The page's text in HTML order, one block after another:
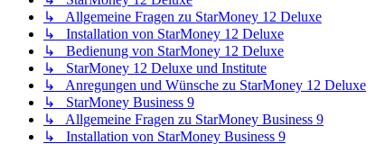
↳ Allgemeine Fragen zu StarMoney 12 Deluxe
↳ Installation von StarMoney 12 Deluxe
↳ Bedienung von StarMoney 12 Deluxe
↳ StarMoney 12 Deluxe und Institute
↳ Anregungen und Wünsche zu StarMoney 12 Deluxe
↳ StarMoney Business 9
↳ Allgemeine Fragen zu StarMoney Business 9
↳ Installation von StarMoney Business 9